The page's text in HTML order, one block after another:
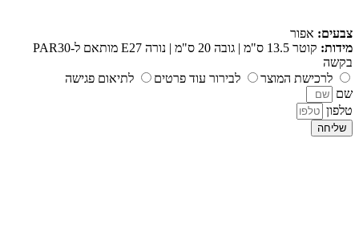
צבעים: אפור
מידות: קוטר 13.5 ס"מ | גובה 20 ס"מ | נורה E27 מותאם ל-PAR30
בקשה
לרכישת המוצר
לבירור עוד פרטים
לתיאום פגישה
שם
טלפון
שליחה